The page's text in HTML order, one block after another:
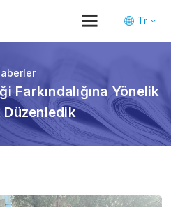
Tr
En
Farkındalığına Yönelik
Düzenledik